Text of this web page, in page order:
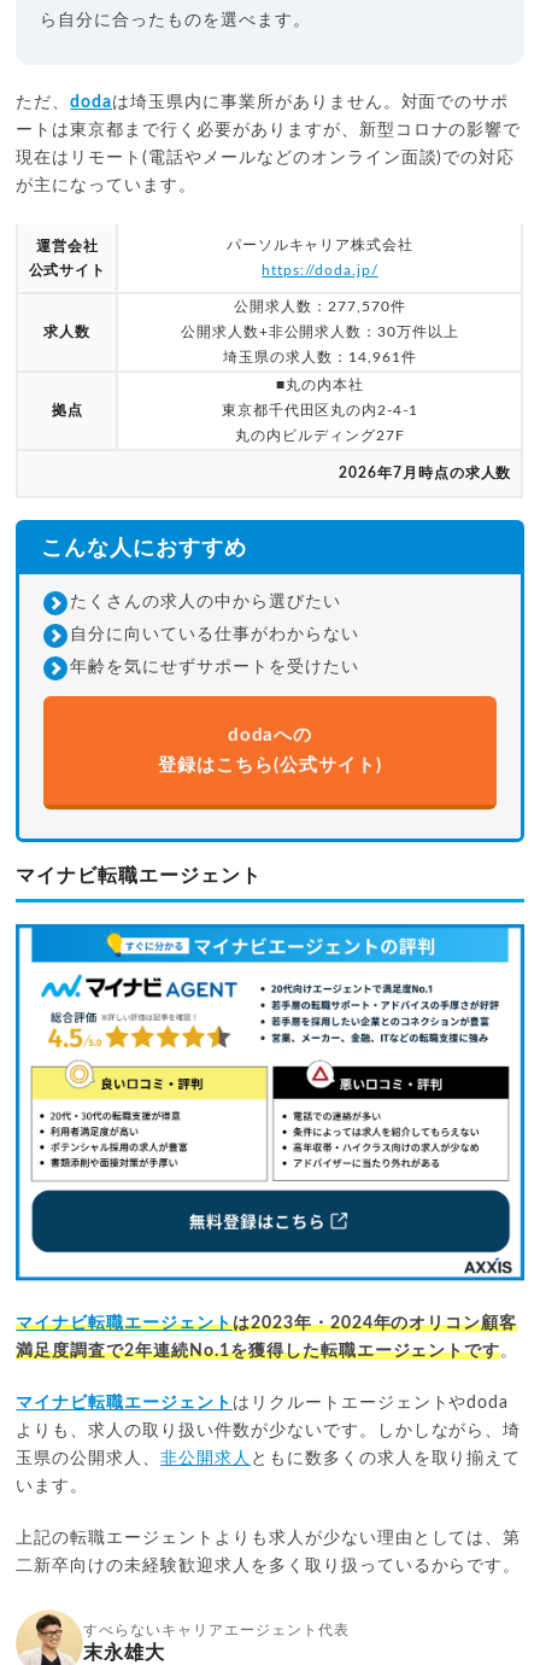
ら自分に合ったものを選べます。
ただ、dodaは埼玉県内に事業所がありません。対面でのサポ
ートは東京都まで行く必要がありますが、新型コロナの影響で
現在はリモート(電話やメールなどのオンライン面談)での対応
が主になっています。
運営会社
公式サイト
パーソルキャリア株式会社
https://doda.jp/
求人数
公開求人数：277,570件
公開求人数+非公開求人数：30万件以上
埼玉県の求人数：14,961件
拠点
■丸の内本社
東京都千代田区丸の内2-4-1
丸の内ビルディング27F
2026年7月時点の求人数
こんな人におすすめ
たくさんの求人の中から選びたい
自分に向いている仕事がわからない
年齢を気にせずサポートを受けたい
dodaへの
登録はこちら(公式サイト)
マイナビ転職エージェント
マイナビ転職エージェントは2023年・2024年のオリコン顧客
満足度調査で2年連続No.1を獲得した転職エージェントです。
マイナビ転職エージェント はリクルートエージェントやdoda
よりも、求人の取り扱い件数が少ないです。しかしながら、埼
玉県の公開求人、非公開求人 ともに数多くの求人を取り揃えて
います。
上記の転職エージェントよりも求人が少ない理由としては、第
二新卒向けの未経験歓迎求人を多く取り扱っているからです。
すべらないキャリアエージェント代表
末永雄大